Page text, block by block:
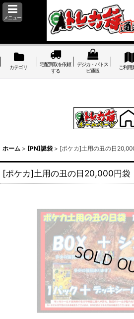
メニュー
カテゴリ
宅配買取を依頼
する
デジカ・バトス
ピ通販
ご利用
ホーム > [PN]謎袋 > [ポケカ]土用の丑の日
[ポケカ]土用の丑の日20,000円袋